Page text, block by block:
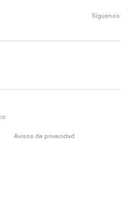
Síguenos:
Avisos de privacidad